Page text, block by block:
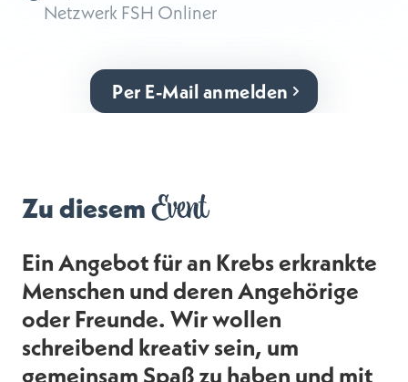
Netzwerk FSH Onliner
Per E-Mail anmelden
Zu diesemEvent
Ein Angebot für an Krebs erkrankte
Menschen und deren Angehörige
oder Freunde. Wir wollen
schreibend kreativ sein, um
gemeinsam Spaß zu haben und mit